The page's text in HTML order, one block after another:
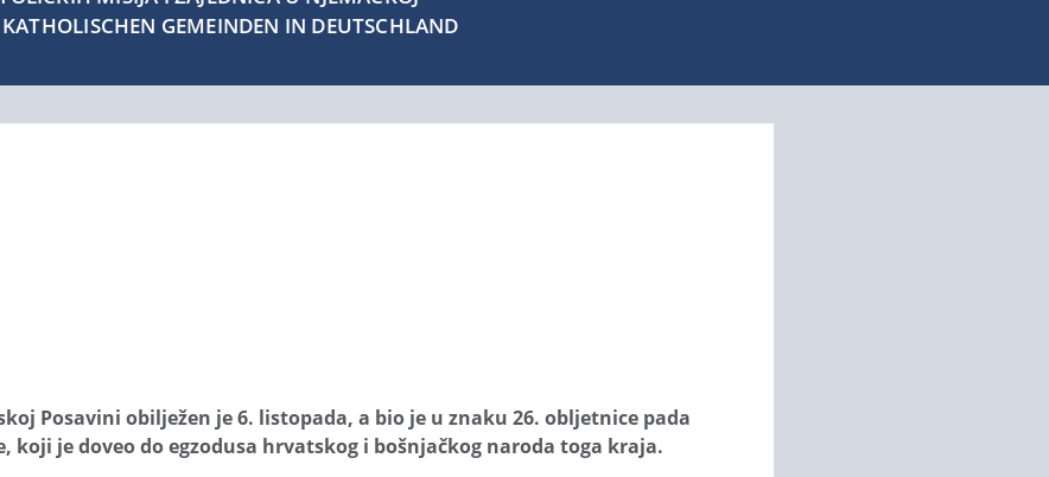
GEMEINDEN IN DEUTSCHLAND
Posavini obilježen je 6. listopada, a bio je u znaku 26. obljetnice pada
koji je doveo do egzodusa hrvatskog i bošnjačkog naroda toga kraja.